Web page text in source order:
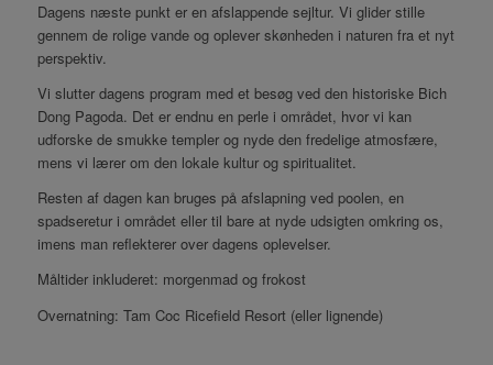
Dagens næste punkt er en afslappende sejltur. Vi glider stille
gennem de rolige vande og oplever skønheden i naturen fra et nyt
perspektiv.
Vi slutter dagens program med et besøg ved den historiske Bich
Dong Pagoda. Det er endnu en perle i området, hvor vi kan
udforske de smukke templer og nyde den fredelige atmosfære,
mens vi lærer om den lokale kultur og spiritualitet.
Resten af dagen kan bruges på afslapning ved poolen, en
spadseretur i området eller til bare at nyde udsigten omkring os,
imens man reflekterer over dagens oplevelser.
Måltider inkluderet: morgenmad og frokost
Overnatning: Tam Coc Ricefield Resort (eller lignende)